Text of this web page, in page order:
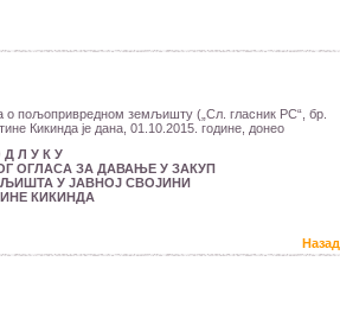
о пољопривредном земљишту („Сл. гласник РС“, бр.
Кикинда је дана, 01.10.2015. године, донео
Д Л У К У
ОГЛАСА ЗА ДАВАЊЕ У ЗАКУП
У ЈАВНОЈ СВОЈИНИ
КИКИНДА
Назад